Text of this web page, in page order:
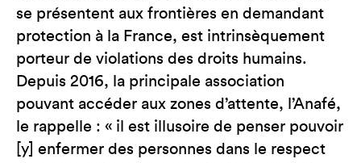
se présentent aux frontières en demandant
protection à la France, est intrinsèquement
porteur de violations des droits humains.
Depuis 2016, la principale association
pouvant accéder aux zones d’attente, l’Anafé,
le rappelle : « il est illusoire de penser pouvoir
[y] enfermer des personnes dans le respect